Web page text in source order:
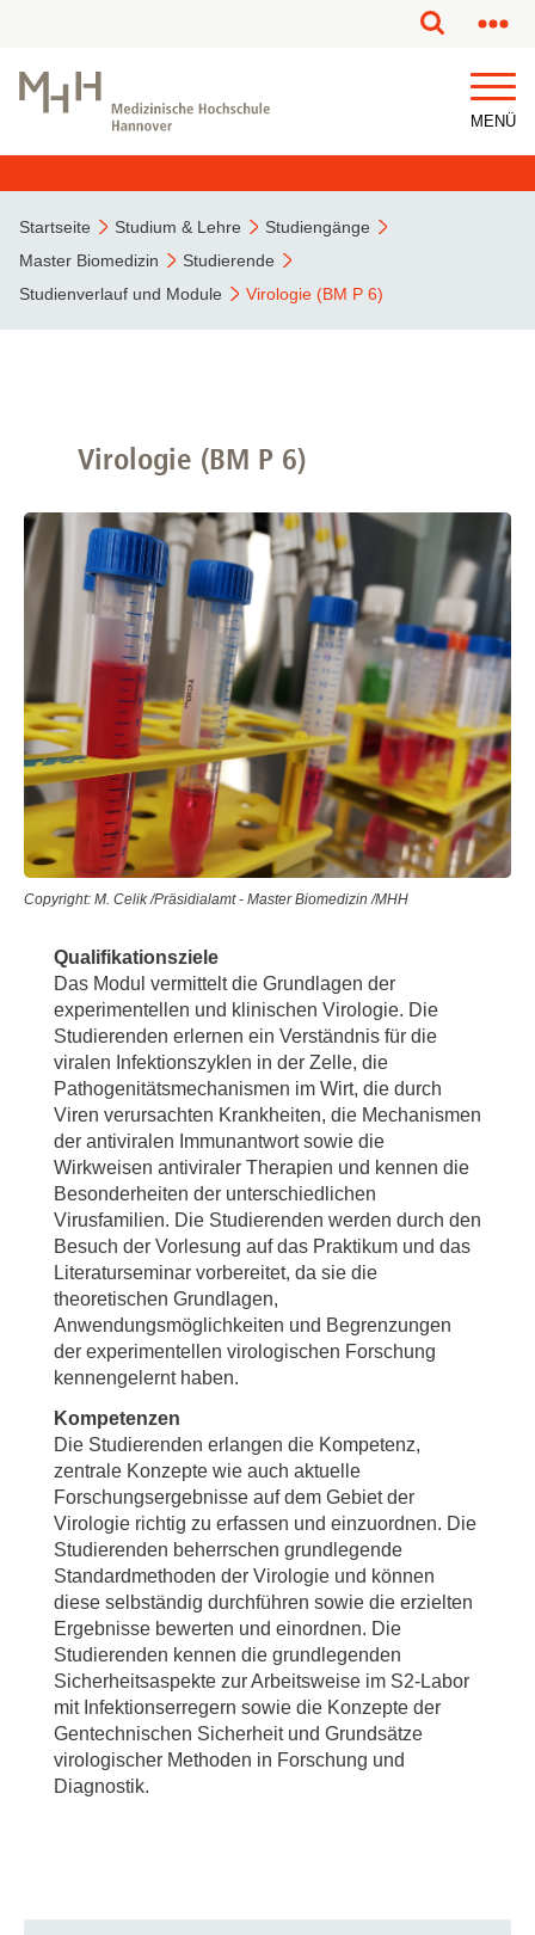
MENÜ
Startseite Studium & Lehre
Studiengänge
Master Biomedizin
Studierende
Studienverlauf und Module
Virologie (BM P 6)
Virologie (BM P 6)
Copyright: M. Celik /Präsidialamt - Master Biomedizin /MHH
Qualifikationsziele
Das Modul vermittelt die Grundlagen der
experimentellen und klinischen Virologie. Die
Studierenden erlernen ein Verständnis für die
viralen Infektionszyklen in der Zelle, die
Pathogenitätsmechanismen im Wirt, die durch
Viren verursachten Krankheiten, die Mechanismen
der antiviralen Immunantwort sowie die
Wirkweisen antiviraler Therapien und kennen die
Besonderheiten der unterschiedlichen
Virusfamilien. Die Studierenden werden durch den
Besuch der Vorlesung auf das Praktikum und das
Literaturseminar vorbereitet, da sie die
theoretischen Grundlagen,
Anwendungsmöglichkeiten und Begrenzungen
der experimentellen virologischen Forschung
kennengelernt haben.
Kompetenzen
Die Studierenden erlangen die Kompetenz,
zentrale Konzepte wie auch aktuelle
Forschungsergebnisse auf dem Gebiet der
Virologie richtig zu erfassen und einzuordnen. Die
Studierenden beherrschen grundlegende
Standardmethoden der Virologie und können
diese selbständig durchführen sowie die erzielten
Ergebnisse bewerten und einordnen. Die
Studierenden kennen die grundlegenden
Sicherheitsaspekte zur Arbeitsweise im S2-Labor
mit Infektionserregern sowie die Konzepte der
Gentechnischen Sicherheit und Grundsätze
virologischer Methoden in Forschung und
Diagnostik.